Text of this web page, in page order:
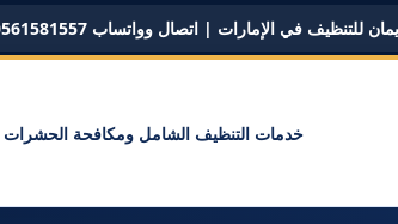
للتنظيف في الإمارات | اتصال وواتساب 0561581557
خدمات التنظيف الشامل ومكافحة الحشرات –